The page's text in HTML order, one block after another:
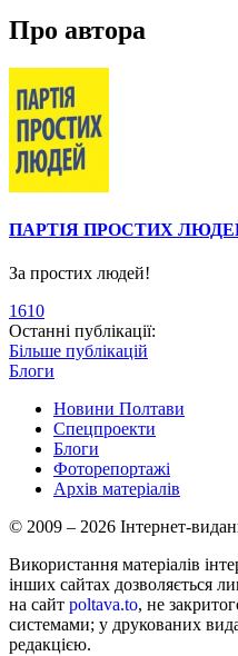
Про автора
ПАРТІЯ ПРОСТИХ
За простих людей!
1610
Останні публікації:
Більше публікацій
Блоги
Новини Полтави
Спецпроекти
Блоги
Фоторепортажі
Архів матеріалів
© 2009 – 2026 Інтернет-
Використання матеріалів
інших сайтах дозволяється
на сайт poltava.to, не
системами; у друкованих
редакцією.